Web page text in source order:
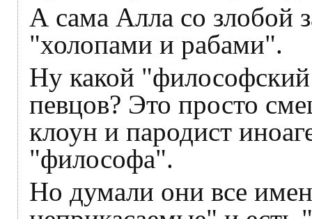
А сама Алла со злобой
"холопами и рабами".
Ну какой
певцов? Это просто
клоун и пародист
"философа".
Но думали они все